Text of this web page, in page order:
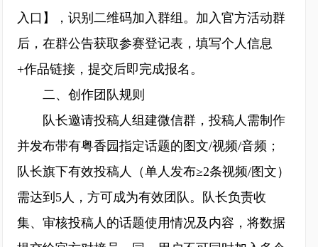
入口】，识别二维码加入群组。加入官方活动群
后，在群公告获取参赛登记表，填写个人信息
+作品链接，提交后即完成报名。
二、创作团队规则
队长邀请投稿人组建微信群，投稿人需制作
并发布带有粤香园指定话题的图文/视频/音频；
队长旗下有效投稿人（单人发布≥2条视频/图文）
需达到5人，方可成为有效团队。队长负责收
集、审核投稿人的话题使用情况及内容，将数据